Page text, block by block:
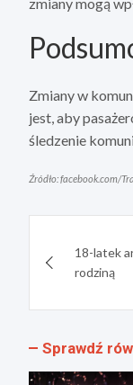
Zmiany w
jest, aby
śledzenie
Źródło: facebook.com/
wpisu
18-latek
rodziną
Sprawdź